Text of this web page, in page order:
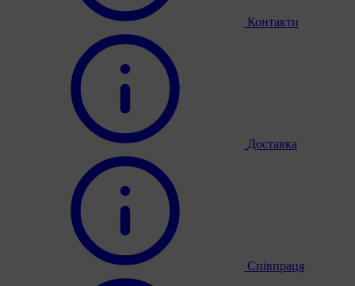
Контакти
Доставка
Співпраця